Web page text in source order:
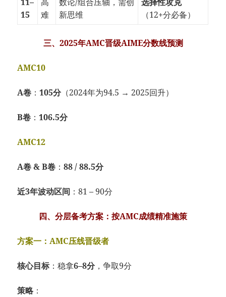
15
难
新思维
（12+分必备）
三、2025年AMC晋级AIME分数线预测
AMC10
A卷 ：105分（2024年为94.5 → 2025回升）
B卷 ：106.5分
AMC12
A卷 & B卷 ：88 / 88.5分
近3年波动区间 ：81 – 90分
四、分层备考方案：按AMC成绩精准施策
方案一：AMC压线晋级者
核心目标：稳拿6–8分，争取9分
策略：